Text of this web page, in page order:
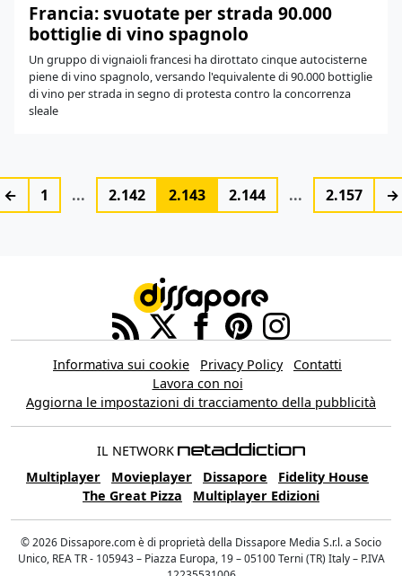
Francia: svuotate per strada 90.000
bottiglie di vino spagnolo
Un gruppo di vignaioli francesi ha dirottato cinque autocisterne
piene di vino spagnolo, versando l'equivalente di 90.000 bottiglie
di vino per strada in segno di protesta contro la concorrenza
sleale
← 1 ... 2.142 2.143 2.144 ... 2.157 →
Informativa sui cookie Privacy Policy
Contatti
Lavora con noi
Aggiorna le impostazioni di tracciamento della pubblicità
IL NETWORK
Multiplayer
Movieplayer Dissapore
Fidelity House
The Great Pizza
Multiplayer Edizioni
© 2026 Dissapore.com è di proprietà della Dissapore Media S.r.l. a Socio
Unico, REA TR - 105943 – Piazza Europa, 19 – 05100 Terni (TR) Italy – P.IVA